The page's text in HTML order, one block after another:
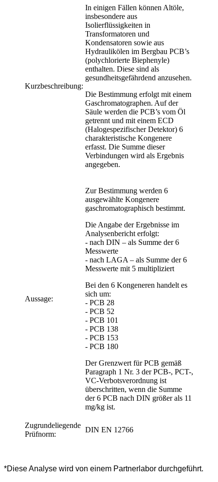
Kurzbeschreibung:
In einigen Fällen können Altöle,
insbesondere aus
Isolierflüssigkeiten in
Transformatoren und
Kondensatoren sowie aus
Hydraulikölen im Bergbau PCB’s
(polychlorierte Biephenyle)
enthalten. Diese sind als
gesundheitsgefährdend anzusehen.
Die Bestimmung erfolgt mit einem
Gaschromatographen. Auf der
Säule werden die PCB’s vom Öl
getrennt und mit einem ECD
(Halogespezifischer Detektor) 6
charakteristische Kongenere
erfasst. Die Summe dieser
Verbindungen wird als Ergebnis
angegeben.
Aussage:
Zur Bestimmung werden 6
ausgewählte Kongenere
gaschromatographisch bestimmt.
Die Angabe der Ergebnisse im
Analysenbericht erfolgt:
- nach DIN – als Summe der 6
Messwerte
- nach LAGA – als Summe der 6
Messwerte mit 5 multipliziert
Bei den 6 Kongeneren handelt es
sich um:
- PCB 28
- PCB 52
- PCB 101
- PCB 138
- PCB 153
- PCB 180
Der Grenzwert für PCB gemäß
Paragraph 1 Nr. 3 der PCB-, PCT-,
VC-Verbotsverordnung ist
überschritten, wenn die Summe
der 6 PCB nach DIN größer als 11
mg/kg ist.
Zugrundeliegende
Prüfnorm:
DIN EN 12766
*Diese Analyse wird von einem Partnerlabor durchgeführt.